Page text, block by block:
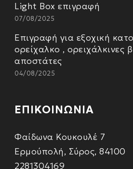
Light Box επιγραφή
07/08/2025
Επιγραφή για εξοχική
ορείχαλκο , ορειχάλκινες
αποστάτες
04/08/2025
ΕΠΙΚΟΙΝΩΝΙΑ
Φαίδωνα Κουκουλέ 7
Ερμούπολή, Σύρος, 84100
2281304169